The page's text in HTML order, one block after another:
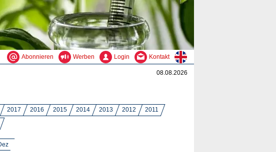
Abonnieren Werben Login Kontakt
08.08.2026
2017 2016 2015 2014 2013 2012
2011